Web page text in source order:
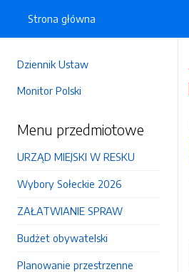
Dziennik Ustaw
Monitor Polski
Menu przedmiotowe
URZĄD MIEJSKI W RESKU
Wybory Sołeckie 2026
ZAŁATWIANIE SPRAW
Budżet obywatelski
Planowanie przestrzenne
Strona główna